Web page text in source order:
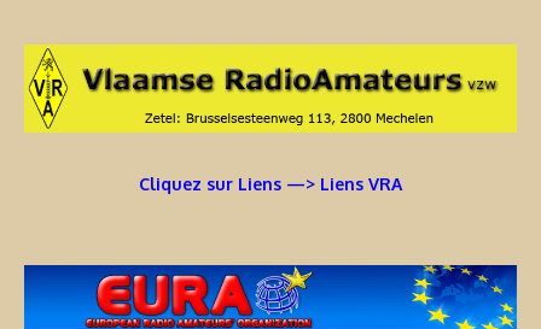
Cliquez sur Liens —> Liens VRA